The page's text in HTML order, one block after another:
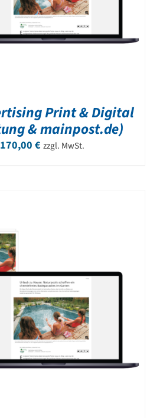
Print & Digital
& mainpost.de)
€ zzgl. MwSt.